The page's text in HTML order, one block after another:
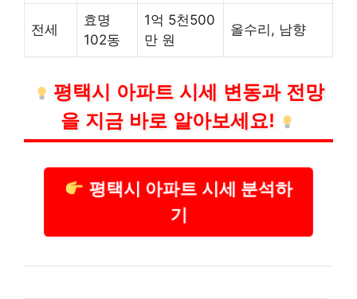
전세
효명
102동
1억 5천500
만 원
올수리, 남향
평택시 아파트 시세 변동과 전망
을 지금 바로 알아보세요!
평택시 아파트 시세 분석하
기